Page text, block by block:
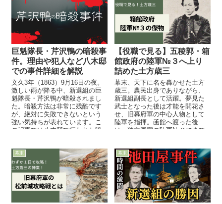
巨魁隊長・芹沢鴨の暗殺事
件。理由や犯人など八木邸
での事件詳細を解説
文久3年（1863）9月16日の夜。
激しい雨が降る中、新選組の巨
魁隊長・芹沢鴨が暗殺されまし
た。暗殺方法は非常に残酷です
が、絶対に失敗できないという
強い気持ちが表れています。こ
の記事では八木邸で行われた暗
【役職で見る】五稜郭・箱
館政府の陸軍№３へ上り
詰めた土方歳三
幕末、天下に名を轟かせた土方
歳三。農民出身でありながら、
新選組副長として活躍。夢見た
武士となった後は才能を開花さ
せ、旧幕府軍の中心人物として
陸軍を指揮。函館へ渡った後
は、独立国家の陸軍№３にまで
させました。
幕末 幕末